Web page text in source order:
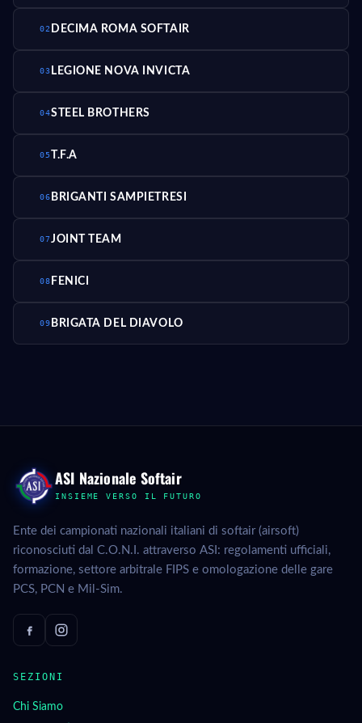
02 DECIMA ROMA SOFTAIR
03 LEGIONE NOVA INVICTA
04STEEL BROTHERS
05 T.F.A
06 BRIGANTI SAMPIETRESI
07JOINT TEAM
08 FENICI
09 BRIGATA DEL DIAVOLO
ASI Nazionale Softair
INSIEME VERSO IL FUTURO
Ente dei campionati nazionali italiani di softair (airsoft)
riconosciuti dal C.O.N.I. attraverso ASI: regolamenti ufficiali,
formazione, settore arbitrale FIPS e omologazione delle gare
PCS, PCN e Mil-Sim.
SEZIONI
Chi Siamo